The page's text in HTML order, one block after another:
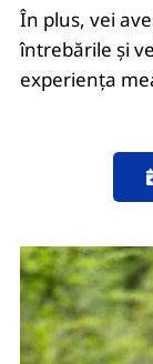
În plus, vei
întrebările și
experiența